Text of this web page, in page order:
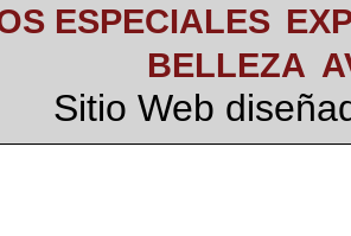
ESPECIALES
BELLEZA
Sitio Web